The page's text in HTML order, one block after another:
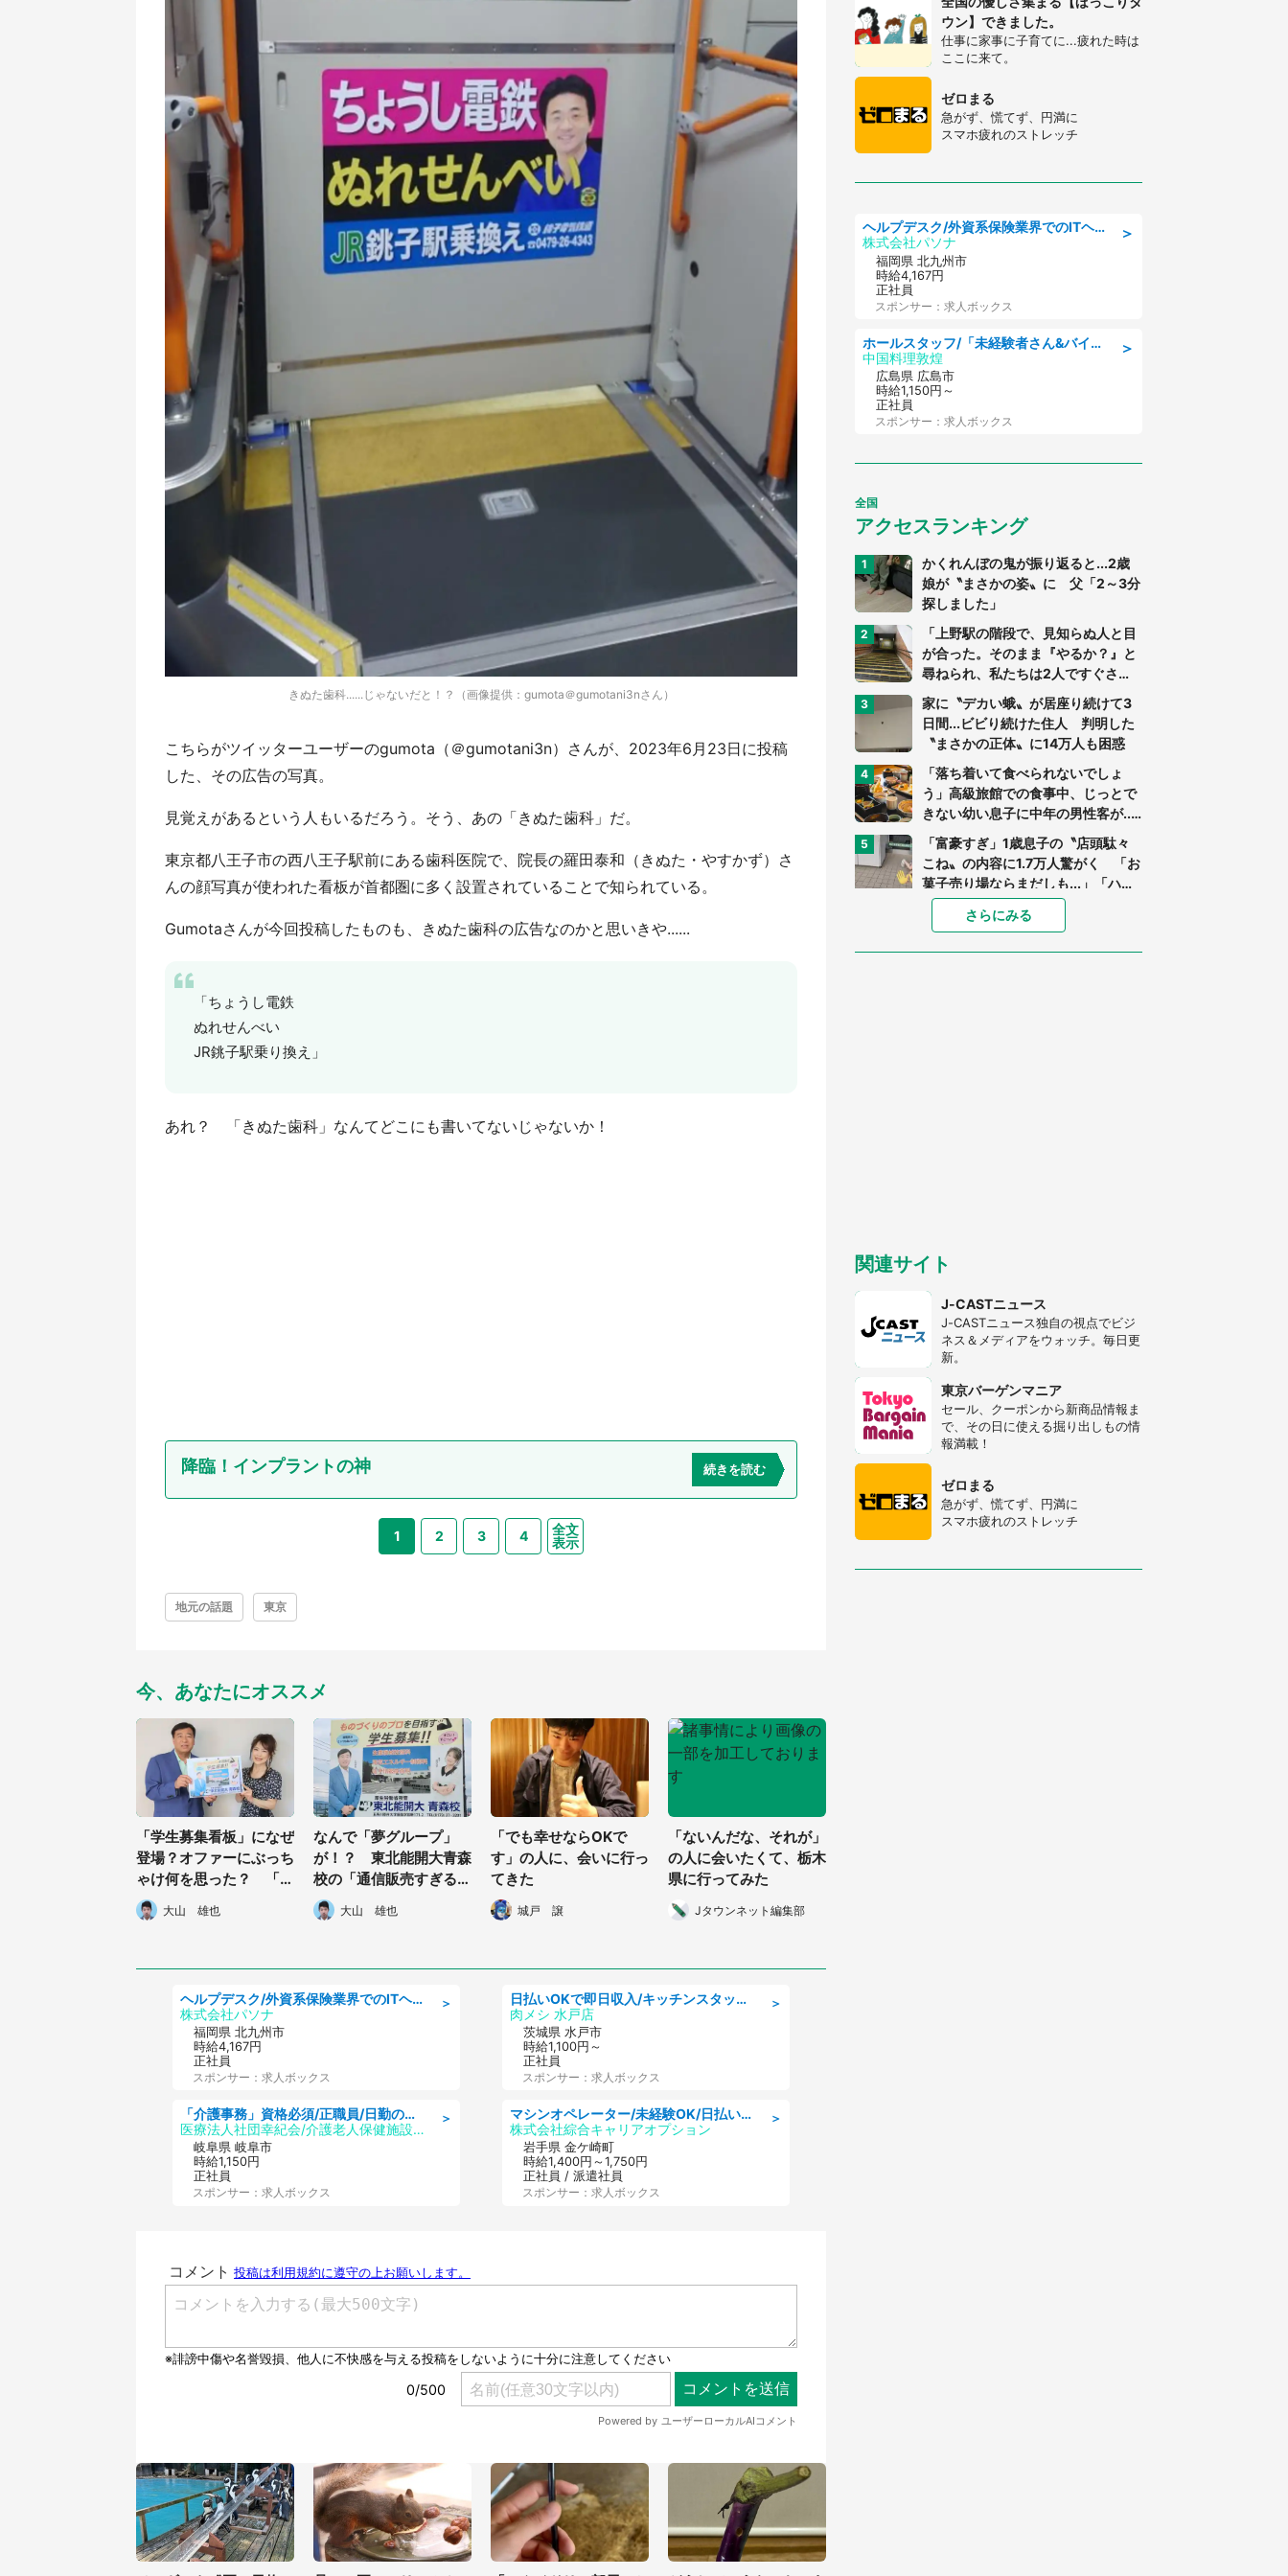
きぬた歯科......じゃないだと！？（画像提供：gumota＠gumotani3nさん）
こちらがツイッターユーザーのgumota（＠gumotani3n）さんが、2023年6月23日に投稿
した、その広告の写真。
見覚えがあるという人もいるだろう。そう、あの「きぬた歯科」だ。
東京都八王子市の西八王子駅前にある歯科医院で、院長の羅田泰和（きぬた・やすかず）さ
んの顔写真が使われた看板が首都圏に多く設置されていることで知られている。
Gumotaさんが今回投稿したものも、きぬた歯科の広告なのかと思いきや......
「ちょうし電鉄
ぬれせんべい
JR銚子駅乗り換え」
あれ？ 「きぬた歯科」なんてどこにも書いてないじゃないか！
降臨！インプラントの神 続きを読む
1 2 3 4
全文
表示
地元の話題 東京
今、あなたにオススメ
「学生募集看板」になぜ
登場？オファーにぶっち
ゃけ何を思った？ 「夢
グループ」石田社長＆保
科有里さんをまさかの直
大山 雄也
なんで「夢グループ」
が！？ 東北能開大青森
校の「通信販売すぎる看
板」話題→起用の狙いを
聞いた
大山 雄也
「でも幸せならOKで
す」の人に、会いに行っ
てきた
城戸 譲
「ないんだな、それが」
の人に会いたくて、栃木
県に行ってみた
Jタウンネット編集部
＞
ヘルプデスク/外資系保険業界でのITヘルプデスク業務/駅近/即日勤務可/ヘルプデスク
株式会社パソナ
福岡県 北九州市
時給4,167円
正社員
スポンサー：求人ボックス
＞
「介護事務」資格必須/正職員/日勤のみ/介護老人保健施設
医療法人社団幸紀会/介護老人保健施設 グリーンビラ安江
岐阜県 岐阜市
時給1,150円
正社員
スポンサー：求人ボックス
＞
日払いOKで即日収入/キッチンスタッフ/「原付免許必須」デリバリー業務など、自己成長可能な幅広い仕事に挑戦!髪型自由&ピアス・ネイルOK/茨城県/水戸市
肉メシ 水戸店
茨城県 水戸市
時給1,100円～
正社員
スポンサー：求人ボックス
＞
マシンオペレーター/未経験OK/日払いOK/寮完備/交替制/20・30・40代活躍中
株式会社綜合キャリアオプション
岩手県 金ケ崎町
時給1,400円～1,750円
正社員 / 派遣社員
スポンサー：求人ボックス
ウン】できました。
仕事に家事に子育てに...疲れた時は
ここに来て。
ゼロまる
急がず、慌てず、円満に
スマホ疲れのストレッチ
＞
ヘルプデスク/外資系保険業界でのITヘルプデスク業務/駅近/即日勤務可/ヘルプデスク
株式会社パソナ
福岡県 北九州市
時給4,167円
正社員
スポンサー：求人ボックス
＞
ホールスタッフ/「未経験者さん&バイトデビューも大歓迎」残業ほぼなし×1日3時間〜勤務OK!フォロー体制も充実/広島県/広島市南区
中国料理敦煌
広島県 広島市
時給1,150円～
正社員
スポンサー：求人ボックス
全国
アクセスランキング
かくれんぼの鬼が振り返ると...2歳
娘が〝まさかの姿〟に 父「2～3分
探しました」
「上野駅の階段で、見知らぬ人と目
が合った。そのまま『やるか？』と
尋ねられ、私たちは2人ですぐさ
ま...」（茨城県・70代男性）
家に〝デカい蛾〟が居座り続けて3
日間...ビビり続けた住人 判明した
〝まさかの正体〟に14万人も困惑
「落ち着いて食べられないでしょ
う」高級旅館での食事中、じっとで
きない幼い息子に中年の男性客が...
（東京都・40代男性）
「富豪すぎ」1歳息子の〝店頭駄々
こね〟の内容に1.7万人驚がく 「お
菓子売り場ならまだしも...」「ハー
ドル高い」
「閉所恐怖症の私は新幹線で大パニ
ック。隣席の青年に『手を繋いで』
とお願いしたら...」 体験談に8万
県・30代女性）
さらにみる
関連サイト
J-CASTニュース
J-CASTニュース独自の視点でビジ
ネス＆メディアをウォッチ。毎日更
新。
東京バーゲンマニア
セール、クーポンから新商品情報ま
で、その日に使える掘り出しもの情
報満載！
ゼロまる
急がず、慌てず、円満に
スマホ疲れのストレッチ